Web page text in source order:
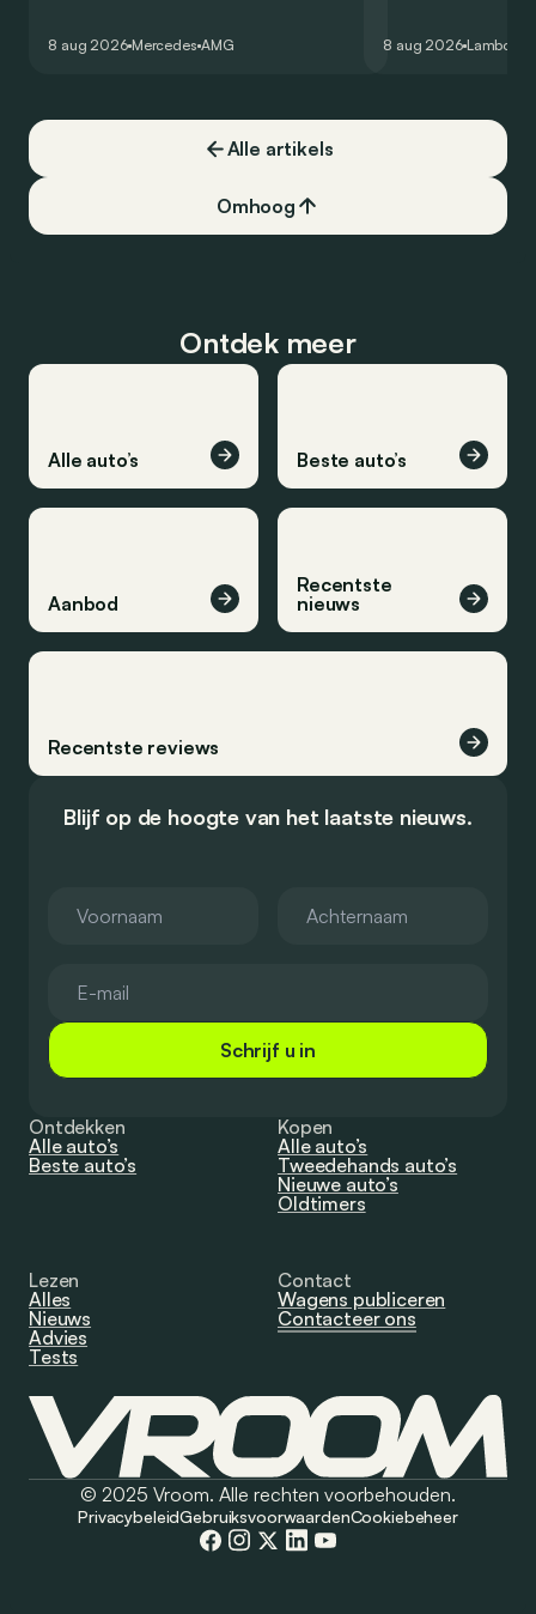
8 aug 2026 Mercedes AMG
een record voor
8 aug 2026
Alle artikels
Omhoog
Ontdek meer
Alle auto’s Beste auto’s
Aanbod
Recentste
nieuws
Recentste reviews
Blijf op de hoogte van het laatste nieuws.
Schrijf u in
Ontdekken
Alle auto’s
Beste auto’s
Kopen
Alle auto’s
Tweedehands auto’s
Nieuwe auto’s
Oldtimers
Lezen
Alles
Nieuws
Advies
Tests
Contact
Wagens publiceren
Contacteer ons
© 2025 Vroom. Alle rechten voorbehouden.
PrivacybeleidGebruiksvoorwaardenCookiebeheer